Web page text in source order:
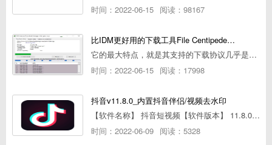
时间：2022-06-15 阅读：98167
比IDM更好用的下载工具File Centipede文件蜈蚣-秒杀迅雷-直接飞起！
它的最大特点，就是其支持的下载协议几乎是市面上最全面的，包括HTTP/FTP、BT种子、磁力链接，m3u8流任务（AES-128解密）。
时间：2022-06-15 阅读：17998
抖音v11.8.0_内置抖音伴侣/视频去水印
【软件名称】 抖音短视频【软件版本】 11.8.0【软件大小】 83.74M【是否Root】不需要【测试机型】PCML10 [oppo Reno Ace]【文字介绍】 抖音短视频app是一款很有意思娱
时间：2022-06-09 阅读：5328